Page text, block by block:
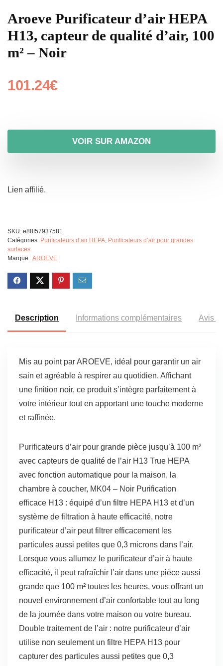
Aroeve Purificateur d’air HEPA
H13, capteur de qualité d’air, 100
m² – Noir
101.24€
VOIR SUR AMAZON
Lien affilié.
SKU: e88f57937581
Catégories: Purificateurs d’air HEPA, Purificateurs d’air pour grandes
surfaces
Marque :AROEVE
Description Informations complémentaires Avis
Mis au point par AROEVE, idéal pour garantir un air
sain et agréable à respirer au quotidien. Affichant
une finition noir, ce produit s’intègre parfaitement à
votre intérieur tout en apportant une touche moderne
et raffinée.
Purificateurs d’air pour grande pièce jusqu’à 100 m²
avec capteurs de qualité de l’air H13 True HEPA
avec fonction automatique pour la maison, la
chambre à coucher, MK04 – Noir Purification
efficace H13 : équipé d’un filtre HEPA H13 et d’un
système de filtration à haute efficacité, notre
purificateur d’air peut filtrer efficacement les
particules aussi petites que 0,3 microns dans l’air.
Lorsque vous allumez le purificateur d’air à haute
efficacité, il peut rafraîchir l’air dans une pièce aussi
grande que 100 m² toutes les heures, vous offrant un
nouvel environnement d’air confortable tout au long
de la journée dans votre maison ou votre bureau.
Double traitement de l’air : notre purificateur d’air
utilise non seulement un filtre HEPA H13 pour
capturer des particules aussi petites que 0,3